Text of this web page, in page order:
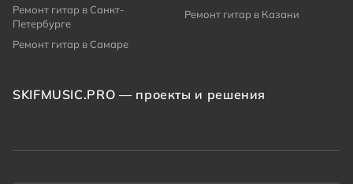
Ремонт гитар в Санкт-
Петербурге
Ремонт гитар в Казани
Ремонт гитар в Самаре
SKIFMUSIC.PRO — проекты и решения